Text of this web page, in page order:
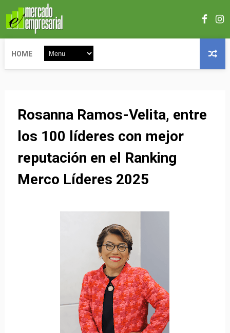
HOME
Rosanna Ramos-Velita, entre
los 100 líderes con mejor
reputación en el Ranking
Merco Líderes 2025